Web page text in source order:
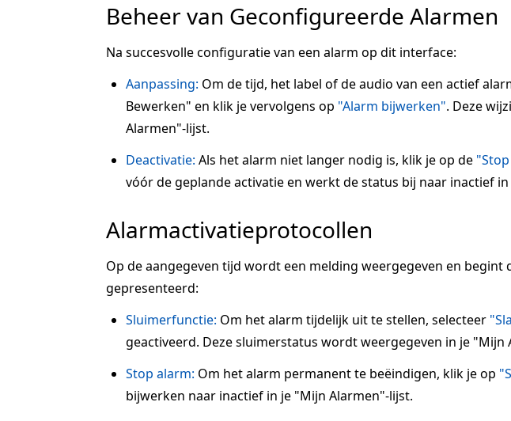
Beheer van Geconfigureerde Alarmen
Na succesvolle configuratie van een alarm op dit interface:
Aanpassing: Om de tijd, het label of de audio van een actief
Bewerken" en klik je vervolgens op "Alarm bijwerken". Deze
Alarmen"-lijst.
Deactivatie: Als het alarm niet langer nodig is, klik je op de
vóór de geplande activatie en werkt de status bij naar inactief
Alarmactivatieprotocollen
Op de aangegeven tijd wordt een melding weergegeven en
gepresenteerd:
Sluimerfunctie: Om het alarm tijdelijk uit te stellen, selecteer
geactiveerd. Deze sluimerstatus wordt weergegeven in je "Mijn
Stop alarm: Om het alarm permanent te beëindigen, klik je op
bijwerken naar inactief in je "Mijn Alarmen"-lijst.